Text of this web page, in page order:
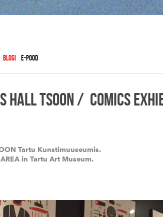
BLOGI E-POOD
HALL TSOON / COMICS
Tartu Kunstimuuseumis.
in Tartu Art Museum.